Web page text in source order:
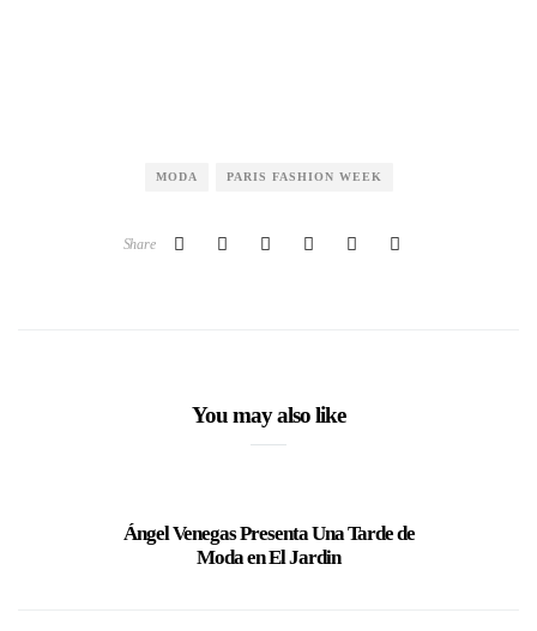
MODA PARIS FASHION WEEK
Share
You may also like
Ángel Venegas Presenta Una Tarde de
Moda en El Jardin